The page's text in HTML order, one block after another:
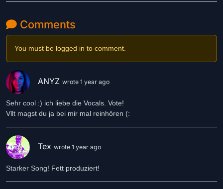
Comments
You must be logged in to comment.
ANYZ wrote 1 year ago
Sehr cool :) ich liebe die Vocals. Vote!
Vllt magst du ja bei mir mal reinhören (:
Tex wrote 1 year ago
Starker Song! Fett produziert!